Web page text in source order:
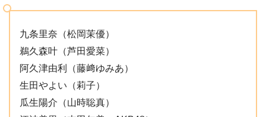
九条里奈（松岡茉優）
鵜久森叶（芦田愛菜）
阿久津由利（藤﨑ゆみあ）
生田やよい（莉子）
瓜生陽介（山時聡真）